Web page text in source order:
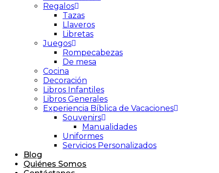
Regalos
Tazas
Llaveros
Libretas
Juegos
Rompecabezas
De mesa
Cocina
Decoración
Libros Infantiles
Libros Generales
Experiencia Bíblica de Vacaciones
Souvenirs
Manualidades
Uniformes
Servicios Personalizados
Blog
Quiénes Somos